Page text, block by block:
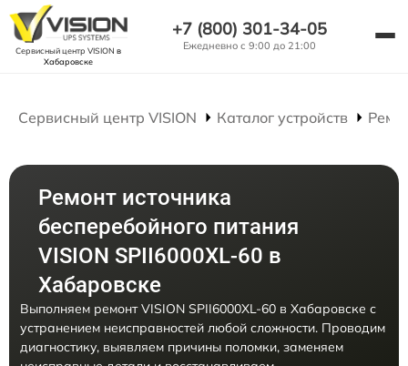
Сервисный центр VISION в
Хабаровске
+7 (800) 301-34-05
Ежедневно с 9:00 до 21:00
Сервисный центр VISION Каталог устройств
Ремонт источника
бесперебойного питания
VISION SPII6000XL-60 в
Хабаровске
Выполняем ремонт VISION SPII6000XL-60 в Хабаровске с
устранением неисправностей любой сложности. Проводим
диагностику, выявляем причины поломки, заменяем